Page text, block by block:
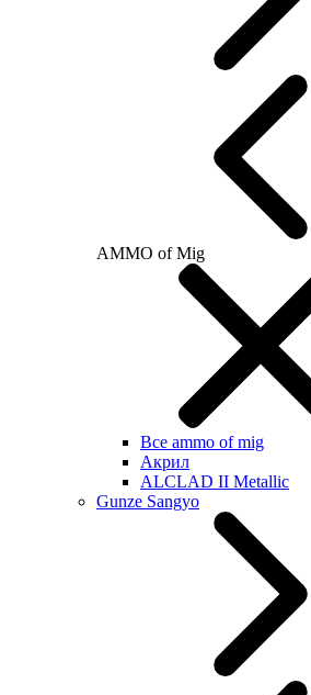
AMMO of Mig
Все ammo of mig
Акрил
ALCLAD II Metallic
Gunze Sangyo